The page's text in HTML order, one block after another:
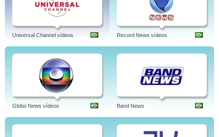
Universal Channel vídeos Record News vídeos
Globo News vídeos Band News